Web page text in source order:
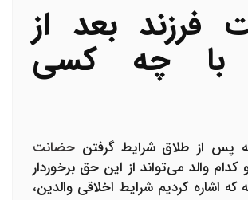
فرزند بعد از
با چه کسی
پس از طلاق شرایط گرفتن حضانت
والد می‌تواند از این حق برخوردار
که اشاره کردیم شرایط اخلاقی والدین،